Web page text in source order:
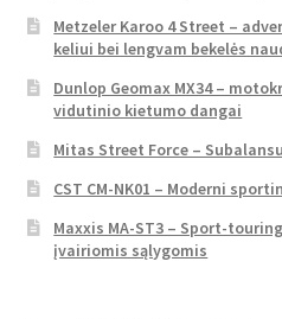
Metzeler Karoo 4 Street –
keliui bei lengvam bekelės
Dunlop Geomax MX34 –
vidutinio kietumo dangai
Mitas Street Force –
CST CM-NK01 – Moderni
Maxxis MA-ST3 – Sport-
įvairiomis sąlygomis